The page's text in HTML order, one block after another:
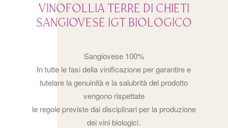
VINOFOLLIA TERRE DI CHIETI
SANGIOVESE IGT BIOLOGICO
Sangiovese 100%
In tutte le fasi della vinificazione per garantire e
tutelare la genuinità e la salubrità del prodotto
vengono rispettate
le regole previste dai disciplinari per la produzione
dei vini biologici.